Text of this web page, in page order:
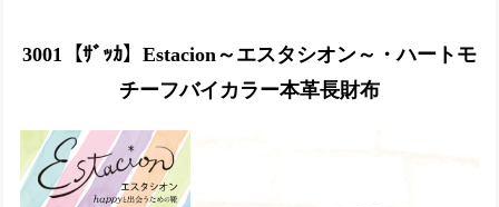
3001【ｻﾞｯｶ】Estacion～エスタシオン～・ハートモ
チーフバイカラー本革長財布